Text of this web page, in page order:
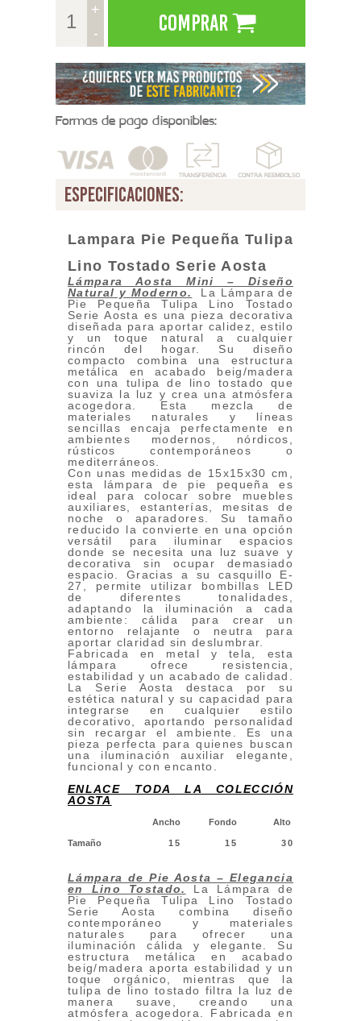
+
-
Comprar
Formas de pago disponibles:
especificaciones:
Lampara Pie Pequeña Tulipa
Lino Tostado Serie Aosta
Lámpara Aosta Mini – Diseño
Natural y Moderno.
La Lámpara de
Pie Pequeña Tulipa Lino Tostado
Serie Aosta es una pieza decorativa
diseñada para aportar calidez, estilo
y un toque natural a cualquier
rincón del hogar. Su diseño
compacto combina una estructura
metálica en acabado beig/madera
con una tulipa de lino tostado que
suaviza la luz y crea una atmósfera
acogedora. Esta mezcla de
materiales naturales y líneas
sencillas encaja perfectamente en
ambientes modernos, nórdicos,
rústicos contemporáneos o
mediterráneos.
Con unas medidas de 15x15x30 cm,
esta lámpara de pie pequeña es
ideal para colocar sobre muebles
auxiliares, estanterías, mesitas de
noche o aparadores. Su tamaño
reducido la convierte en una opción
versátil para iluminar espacios
donde se necesita una luz suave y
decorativa sin ocupar demasiado
espacio. Gracias a su casquillo E-
27, permite utilizar bombillas LED
de diferentes tonalidades,
adaptando la iluminación a cada
ambiente: cálida para crear un
entorno relajante o neutra para
aportar claridad sin deslumbrar.
Fabricada en metal y tela, esta
lámpara ofrece resistencia,
estabilidad y un acabado de calidad.
La Serie Aosta destaca por su
estética natural y su capacidad para
integrarse en cualquier estilo
decorativo, aportando personalidad
sin recargar el ambiente. Es una
pieza perfecta para quienes buscan
una iluminación auxiliar elegante,
funcional y con encanto.
ENLACE TODA LA COLECCIÓN
AOSTA
Ancho Fondo Alto
Tamaño 15 15 30
Lámpara de Pie Aosta – Elegancia
en Lino Tostado.
La Lámpara de
Pie Pequeña Tulipa Lino Tostado
Serie Aosta combina diseño
contemporáneo y materiales
naturales para ofrecer una
iluminación cálida y elegante. Su
estructura metálica en acabado
beig/madera aporta estabilidad y un
toque orgánico, mientras que la
tulipa de lino tostado filtra la luz de
manera suave, creando una
atmósfera acogedora. Fabricada en